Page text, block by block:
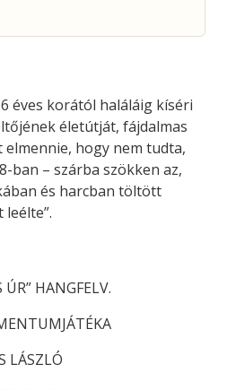
éves korától haláláig kíséri
életútját, fájdalmas
hogy nem tudta,
ban – szárba szökken az,
és harcban töltött
HANGFELV.
LÁSZLÓ